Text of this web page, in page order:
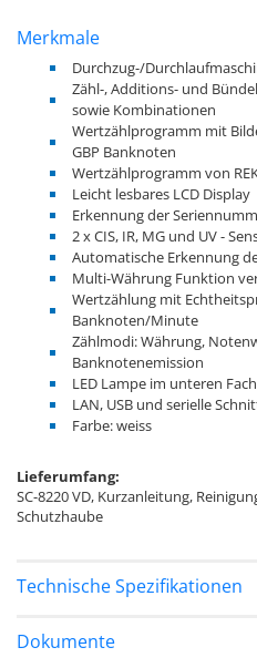
Merkmale
Durchzug-/
Zähl-, Additions- und
sowie Kombinationen
Wertzählprogramm mit
GBP Banknoten
Wertzählprogramm von
Leicht lesbares LCD Display
Erkennung der
2 x CIS, IR, MG und UV -
Automatische Erkennung
Multi-Währung Funktion
Wertzählung mit
Banknoten/Minute
Zählmodi: Währung,
Banknotenemission
LED Lampe im unteren Fach
LAN, USB und serielle
Farbe: weiss
Lieferumfang:
SC-8220 VD, Kurzanleitung,
Schutzhaube
Technische Spezifikationen
Dokumente